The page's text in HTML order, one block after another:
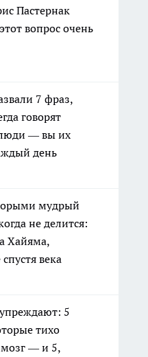
Пастернак
вопрос очень
7 фраз,
говорят
— вы их
день
мудрый
не делится:
Хайяма,
века
5
тихо
— и 5,